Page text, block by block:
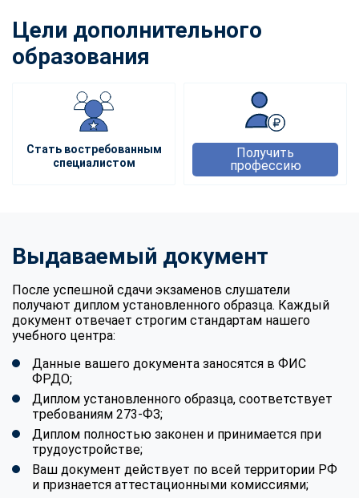
Цели дополнительного
образования
Стать востребованным
специалистом
Получить
профессию
Выдаваемый документ
После успешной сдачи экзаменов слушатели
получают диплом установленного образца. Каждый
документ отвечает строгим стандартам нашего
учебного центра:
Данные вашего документа заносятся в ФИС
ФРДО;
Диплом установленного образца, соответствует
требованиям 273-ФЗ;
Диплом полностью законен и принимается при
трудоустройстве;
Ваш документ действует по всей территории РФ
и признается аттестационными комиссиями;